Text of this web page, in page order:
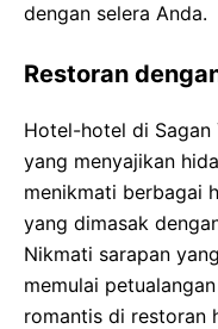
dengan selera Anda.
Restoran
Hotel-hotel di
yang menyajikan
menikmati berbagai
yang dimasak
Nikmati sarapan
memulai
romantis di restoran